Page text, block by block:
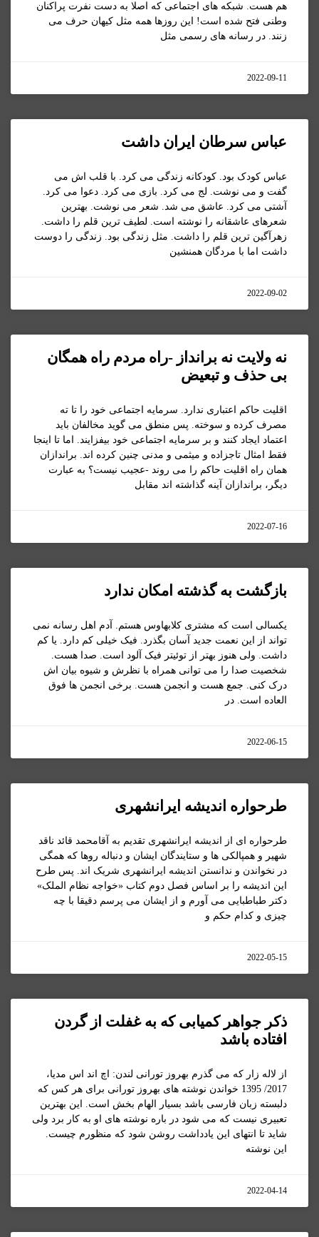
هم هست. شبکه های اجتماعی که اصلا به دست نفرت پراکنان
وطنی فتح شده است! این روزها همه مثل کیهان حرف می
زنند. در رسانه های رسمی مثل
2022-09-11
عباس سرطان ایران داشت
عباس کودک بود. کودکانه زندگی می کرد. با قلب اش می
گفت و می نوشت. لج می کرد. بازی می کرد. دعوا می کرد.
آشتی می کرد. عاشق می شد. شعر می نوشت. بهترین
شعرهای عاشقانه را نوشته است. لطیف ترین قلم را داشت.
زهرآگین ترین قلم را داشت. مثل زندگی بود. زندگی را دوست
داشت اما با مردگان همنشین
2022-09-02
نه ولایت نه برانداز -راه مردم راه همگان
بی حذف و تبعیض
اقلیت حاکم اعتباری ندارد. سرمایه اجتماعی خود را تا ته
مصرف کرده و سوخته. پس منطق می گوید مخالفان باید
اعتماد ایجاد کنند و بر سرمایه اجتماعی خود بیفزایند. اما تا اینجا
فقط امثال تاجزاده و میثمی و مدنی چنین کرده اند. براندازان
همان راه اقلیت حاکم را می روند -عجیب نیست؟ به عبارت
دیگر، براندازان آینه گذاشته اند مقابل
2022-07-16
بازگشت به گذشته امکان ندارد
یکسالی است که مشتری کلابهاوس هستم. آدم اهل رسانه نمی
تواند از این نعمت جدید آسان بگذرد. فیک خیلی کم دارد. یا کم
داشت. ولی هنوز بهتر از توئیتر فیک آلود است. صدا هست.
شخصیت صدا را می توانی همراه با نظرش و شیوه بیان اش
درک کنی. جمع هست و انجمن هست. برخی انجمن ها فوق
العاده است. در
2022-06-15
طرحواره اندیشه ایرانشهری
طرحواره ای از اندیشه ایرانشهری تقدیم به آقامحمد قائد ناقد
شهیر و همپالکی ها و ستایندگان ایشان و دنباله روها که همگی
در نخواندن و ندانستن اندیشه ایرانشهری شریک اند. پس طرح
این اندیشه را بر اساس فصل دوم کتاب «خواجه نظام الملک»
دکتر طباطبایی می آورم و از ایشان می پرسم دقیقا با چه
چیزی و کدام حکم و
2022-05-15
ذکر جواهر کمیابی که به غفلت از گردن
افتاده باشد
از لاله زار که می گذرم بهروز تورانی لندن: اچ اند اس مدیا،
2017/ 1395 خواندن نوشته های بهروز تورانی برای هر کس که
دلبسته زبان فارسی باشد بسیار الهام بخش است. این بهترین
تعبیری نیست که می شود در باره نوشته های او به کار برد ولی
شاید تا انتهای این یادداشت روشن شود که منظورم چیست.
این نوشته
2022-04-14